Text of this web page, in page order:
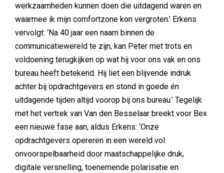
werkzaamheden kunnen doen die uitdagend waren en
waarmee ik mijn comfortzone kon vergroten.’ Erkens
vervolgt: ‘Na 40 jaar een naam binnen de
communicatiewereld te zijn, kan Peter met trots en
voldoening terugkijken op wat hij voor ons vak en ons
bureau heeft betekend. Hij liet een blijvende indruk
achter bij opdrachtgevers en stond in goede én
uitdagende tijden altijd voorop bij ons bureau.’ Tegelijk
met het vertrek van Van den Besselaar breekt voor Bex
een nieuwe fase aan, aldus Erkens: ‘Onze
opdrachtgevers opereren in een wereld vol
onvoorspelbaarheid door maatschappelijke druk,
digitale versnelling, toenemende polarisatie en